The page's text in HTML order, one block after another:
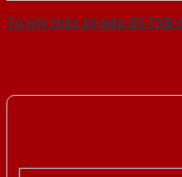
Tủ nội thất kệ bếp 65-TKB-